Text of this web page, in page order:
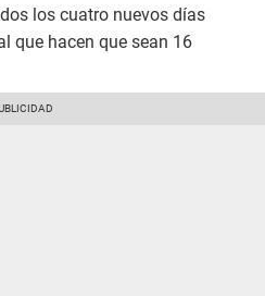
los cuatro nuevos días
que hacen que sean 16